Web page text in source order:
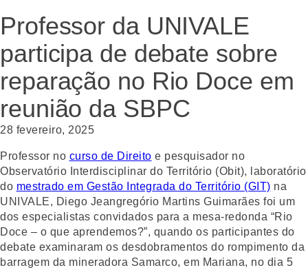
Professor da UNIVALE
participa de debate sobre
reparação no Rio Doce em
reunião da SBPC
28 fevereiro, 2025
Professor no curso de Direito e pesquisador no
Observatório Interdisciplinar do Território (Obit), laboratório
do mestrado em Gestão Integrada do Território (GIT) na
UNIVALE, Diego Jeangregório Martins Guimarães foi um
dos especialistas convidados para a mesa-redonda “Rio
Doce – o que aprendemos?”, quando os participantes do
debate examinaram os desdobramentos do rompimento da
barragem da mineradora Samarco, em Mariana, no dia 5